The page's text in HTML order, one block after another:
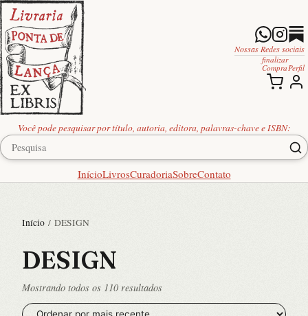
Você pode pesquisar por título, autoria, editora, palavras-chave e ISBN:
InícioLivrosCuradoriaSobreContato
Nossas Redes sociais
finalizar
Compra Perfil
Início / DESIGN
DESIGN
Mostrando todos os 110 resultadosClassificado
por